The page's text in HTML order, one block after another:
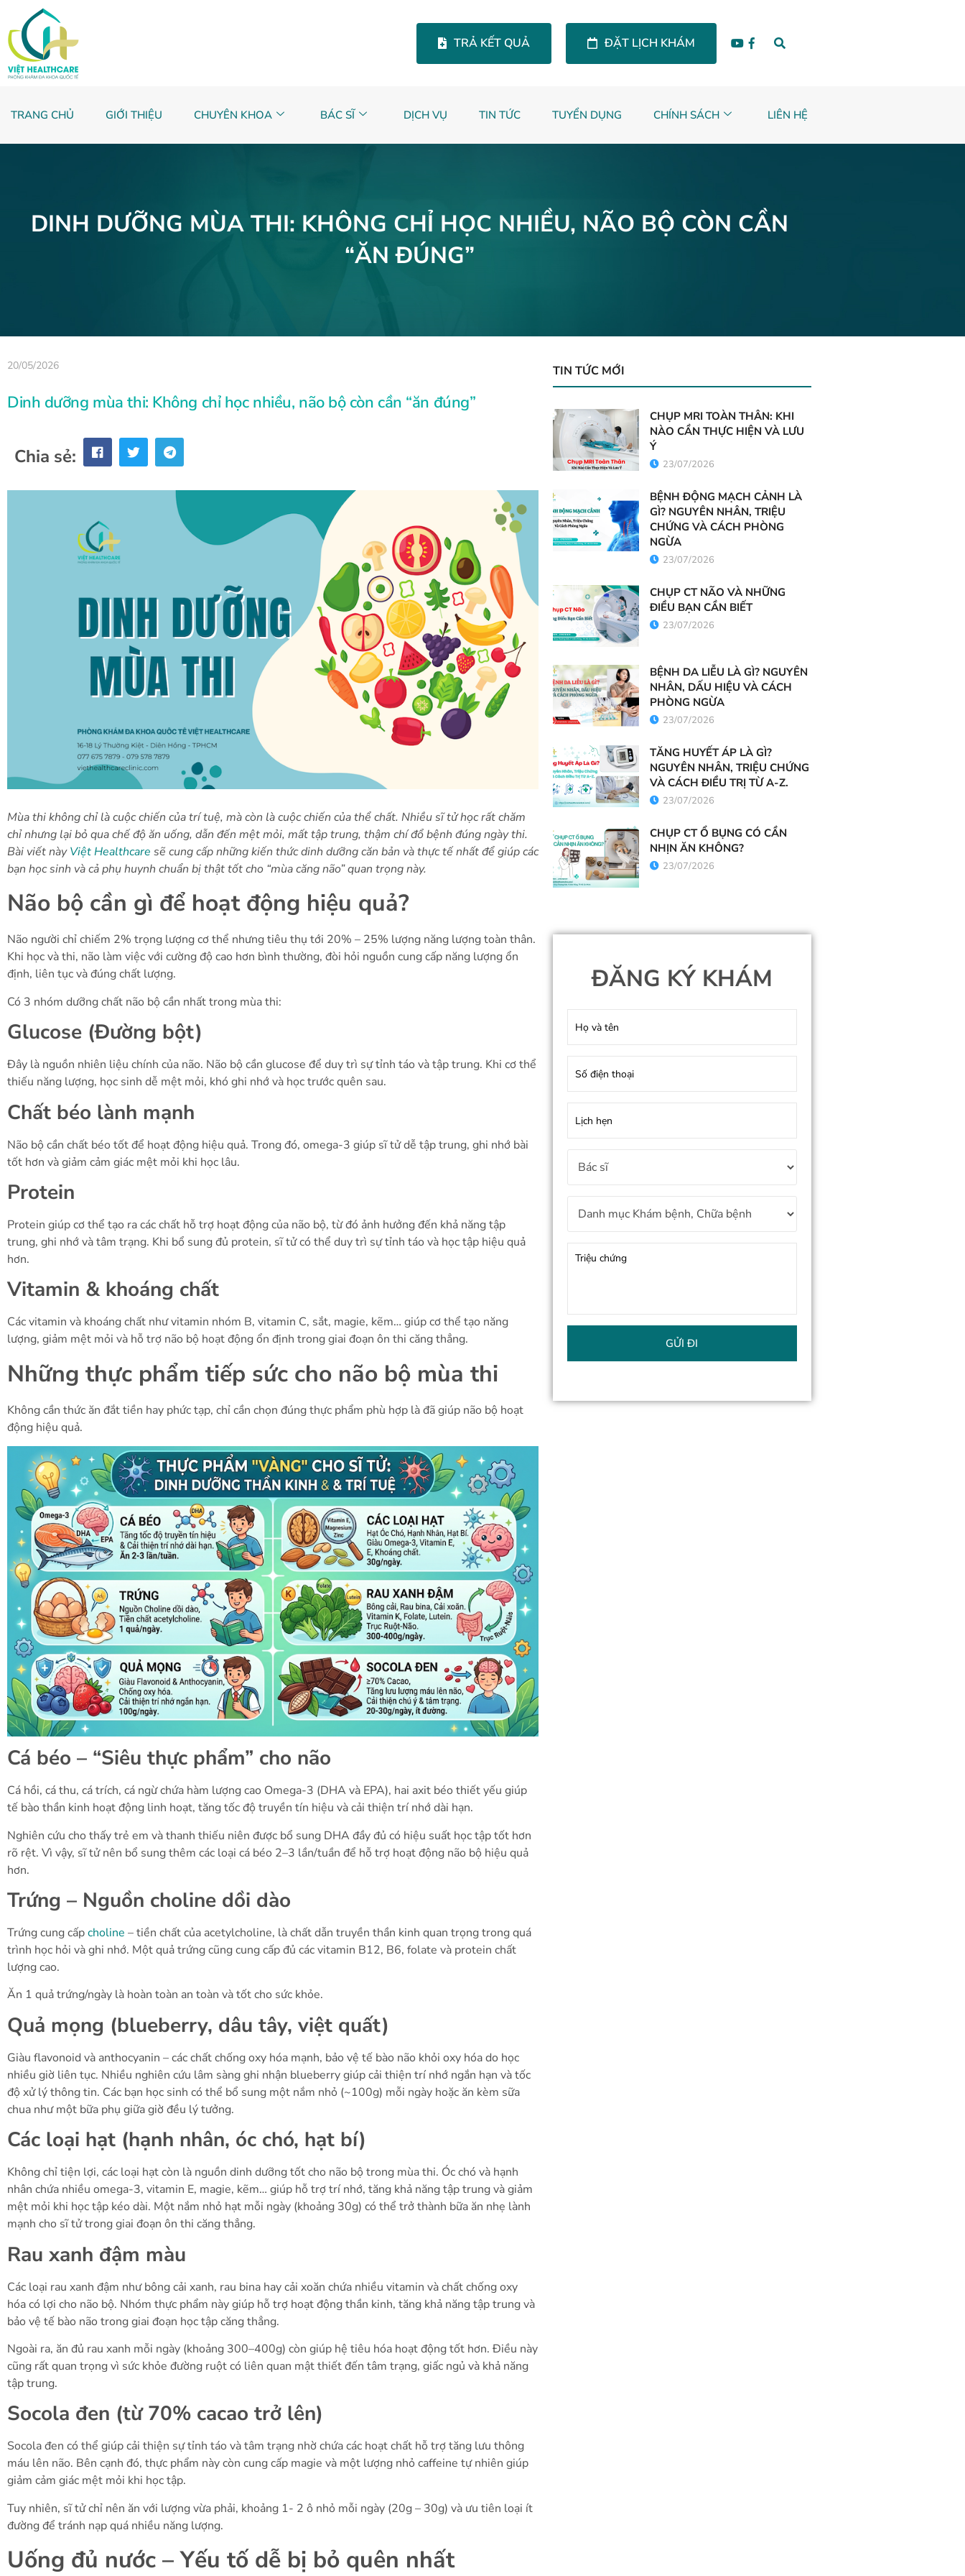
TRẢ KẾT QUẢ ĐẶT LỊCH KHÁM
TRANG CHỦ GIỚI THIỆU CHUYÊN KHOA BÁC SĨ DỊCH VỤ TIN TỨC TUYỂN DỤNG CHÍNH SÁCH LIÊN HỆ
DINH DƯỠNG MÙA THI: KHÔNG CHỈ HỌC NHIỀU, NÃO BỘ CÒN CẦN
“ĂN ĐÚNG”
20/05/2026
Dinh dưỡng mùa thi: Không chỉ học nhiều, não bộ còn cần “ăn đúng”
Chia sẻ:
Mùa thi không chỉ là cuộc chiến của trí tuệ, mà còn là cuộc chiến của thể chất. Nhiều sĩ tử học rất chăm
chỉ nhưng lại bỏ qua chế độ ăn uống, dẫn đến mệt mỏi, mất tập trung, thậm chí đổ bệnh đúng ngày thi.
Bài viết nàyViệt Healthcare sẽ cung cấp những kiến thức dinh dưỡng căn bản và thực tế nhất để giúp các
bạn học sinh và cả phụ huynh chuẩn bị thật tốt cho “mùa căng não” quan trọng này.
Não bộ cần gì để hoạt động hiệu quả?
Não người chỉ chiếm 2% trọng lượng cơ thể nhưng tiêu thụ tới 20% – 25% lượng năng lượng toàn thân.
Khi học và thi, não làm việc với cường độ cao hơn bình thường, đòi hỏi nguồn cung cấp năng lượng ổn
định, liên tục và đúng chất lượng.
Có 3 nhóm dưỡng chất não bộ cần nhất trong mùa thi:
Glucose (Đường bột)
Đây là nguồn nhiên liệu chính của não. Não bộ cần glucose để duy trì sự tỉnh táo và tập trung. Khi cơ thể
thiếu năng lượng, học sinh dễ mệt mỏi, khó ghi nhớ và học trước quên sau.
Chất béo lành mạnh
Não bộ cần chất béo tốt để hoạt động hiệu quả. Trong đó, omega-3 giúp sĩ tử dễ tập trung, ghi nhớ bài
tốt hơn và giảm cảm giác mệt mỏi khi học lâu.
Protein
Protein giúp cơ thể tạo ra các chất hỗ trợ hoạt động của não bộ, từ đó ảnh hưởng đến khả năng tập
trung, ghi nhớ và tâm trạng. Khi bổ sung đủ protein, sĩ tử có thể duy trì sự tỉnh táo và học tập hiệu quả
hơn.
Vitamin & khoáng chất
Các vitamin và khoáng chất như vitamin nhóm B, vitamin C, sắt, magie, kẽm… giúp cơ thể tạo năng
lượng, giảm mệt mỏi và hỗ trợ não bộ hoạt động ổn định trong giai đoạn ôn thi căng thẳng.
Những thực phẩm tiếp sức cho não bộ mùa thi
Không cần thức ăn đắt tiền hay phức tạp, chỉ cần chọn đúng thực phẩm phù hợp là đã giúp não bộ hoạt
động hiệu quả.
Cá béo – “Siêu thực phẩm” cho não
Cá hồi, cá thu, cá trích, cá ngừ chứa hàm lượng cao Omega-3 (DHA và EPA), hai axit béo thiết yếu giúp
tế bào thần kinh hoạt động linh hoạt, tăng tốc độ truyền tín hiệu và cải thiện trí nhớ dài hạn.
Nghiên cứu cho thấy trẻ em và thanh thiếu niên được bổ sung DHA đầy đủ có hiệu suất học tập tốt hơn
rõ rệt. Vì vậy, sĩ tử nên bổ sung thêm các loại cá béo 2–3 lần/tuần để hỗ trợ hoạt động não bộ hiệu quả
hơn.
Trứng – Nguồn choline dồi dào
Trứng cung cấpcholine – tiền chất của acetylcholine, là chất dẫn truyền thần kinh quan trọng trong quá
trình học hỏi và ghi nhớ. Một quả trứng cũng cung cấp đủ các vitamin B12, B6, folate và protein chất
lượng cao.
Ăn 1 quả trứng/ngày là hoàn toàn an toàn và tốt cho sức khỏe.
Quả mọng (blueberry, dâu tây, việt quất)
Giàu flavonoid và anthocyanin – các chất chống oxy hóa mạnh, bảo vệ tế bào não khỏi oxy hóa do học
nhiều giờ liên tục. Nhiều nghiên cứu lâm sàng ghi nhận blueberry giúp cải thiện trí nhớ ngắn hạn và tốc
độ xử lý thông tin. Các bạn học sinh có thể bổ sung một nắm nhỏ (~100g) mỗi ngày hoặc ăn kèm sữa
chua như một bữa phụ giữa giờ đều lý tưởng.
Các loại hạt (hạnh nhân, óc chó, hạt bí)
Không chỉ tiện lợi, các loại hạt còn là nguồn dinh dưỡng tốt cho não bộ trong mùa thi. Óc chó và hạnh
nhân chứa nhiều omega-3, vitamin E, magie, kẽm… giúp hỗ trợ trí nhớ, tăng khả năng tập trung và giảm
mệt mỏi khi học tập kéo dài. Một nắm nhỏ hạt mỗi ngày (khoảng 30g) có thể trở thành bữa ăn nhẹ lành
mạnh cho sĩ tử trong giai đoạn ôn thi căng thẳng.
Rau xanh đậm màu
Các loại rau xanh đậm như bông cải xanh, rau bina hay cải xoăn chứa nhiều vitamin và chất chống oxy
hóa có lợi cho não bộ. Nhóm thực phẩm này giúp hỗ trợ hoạt động thần kinh, tăng khả năng tập trung và
bảo vệ tế bào não trong giai đoạn học tập căng thẳng.
Ngoài ra, ăn đủ rau xanh mỗi ngày (khoảng 300–400g) còn giúp hệ tiêu hóa hoạt động tốt hơn. Điều này
cũng rất quan trọng vì sức khỏe đường ruột có liên quan mật thiết đến tâm trạng, giấc ngủ và khả năng
tập trung.
Socola đen (từ 70% cacao trở lên)
Socola đen có thể giúp cải thiện sự tỉnh táo và tâm trạng nhờ chứa các hoạt chất hỗ trợ tăng lưu thông
máu lên não. Bên cạnh đó, thực phẩm này còn cung cấp magie và một lượng nhỏ caffeine tự nhiên giúp
giảm cảm giác mệt mỏi khi học tập.
Tuy nhiên, sĩ tử chỉ nên ăn với lượng vừa phải, khoảng 1- 2 ô nhỏ mỗi ngày (20g – 30g) và ưu tiên loại ít
đường để tránh nạp quá nhiều năng lượng.
Uống đủ nước – Yếu tố dễ bị bỏ quên nhất
TIN TỨC MỚI
CHỤP MRI TOÀN THÂN: KHI
NÀO CẦN THỰC HIỆN VÀ LƯU
Ý
23/07/2026
BỆNH ĐỘNG MẠCH CẢNH LÀ
GÌ? NGUYÊN NHÂN, TRIỆU
CHỨNG VÀ CÁCH PHÒNG
NGỪA
23/07/2026
CHỤP CT NÃO VÀ NHỮNG
ĐIỀU BẠN CẦN BIẾT
23/07/2026
BỆNH DA LIỄU LÀ GÌ? NGUYÊN
NHÂN, DẤU HIỆU VÀ CÁCH
PHÒNG NGỪA
23/07/2026
TĂNG HUYẾT ÁP LÀ GÌ?
NGUYÊN NHÂN, TRIỆU CHỨNG
VÀ CÁCH ĐIỀU TRỊ TỪ A-Z.
23/07/2026
CHỤP CT Ổ BỤNG CÓ CẦN
NHỊN ĂN KHÔNG?
23/07/2026
ĐĂNG KÝ KHÁM